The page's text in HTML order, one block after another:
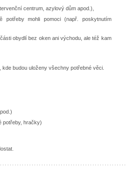
centrum, azylový dům apod.),
mohli pomoci (např. poskytnutím
obydlí bez oken ani východu, ale též kam
budou uloženy všechny potřebné věci.
potřeby, hračky)